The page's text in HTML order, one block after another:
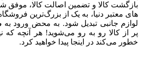
بازگشت کالا و تضمین اصالت کالا، موفق
های معتبر دنیا، به یک از بزرگ‌ترین
لوازم جانبی تبدیل شود. به محض ورود به
پر از کالا رو به رو می‌شوید! هر آنچه که
خطور می‌کند در اینجا پیدا خواهید کرد.